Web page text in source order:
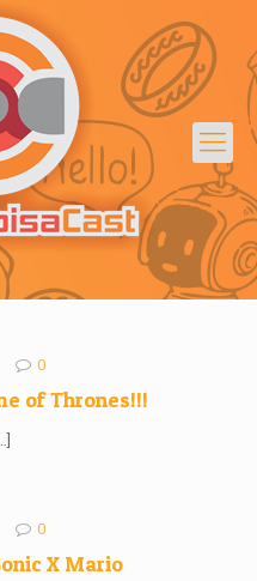
0
of Thrones!!!
0
X Mario